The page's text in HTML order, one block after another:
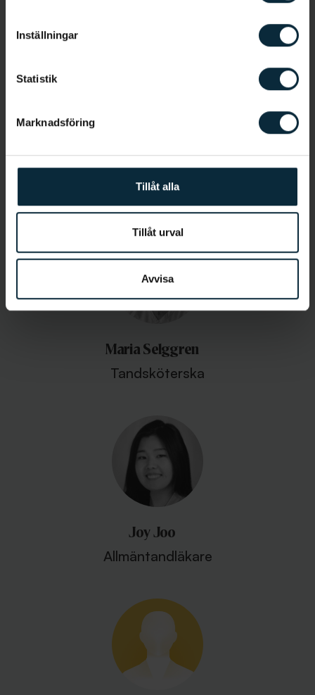
Inställningar
Statistik
Marknadsföring
Tillåt alla
Tillåt urval
Avvisa
Jetmir Kaza
Tandsköterska
Maria Selggren
Tandsköterska
Joy Joo
Allmäntandläkare